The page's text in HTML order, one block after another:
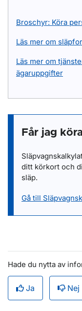
Broschyr: Köra
Läs mer om
Läs mer om
ägaruppgifter
Får jag
ditt körkort och
släp.
Gå till
Hade du nytta av
Ja Nej